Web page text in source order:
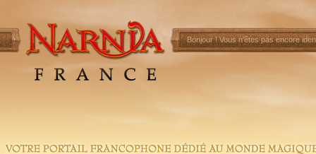
Bonjour !Vous n'êtes pas encore